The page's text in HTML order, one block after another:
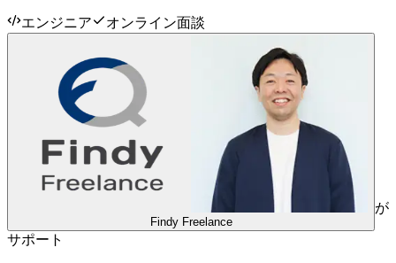
エンジニア オンライン面談
Findy Freelance
が
サポート